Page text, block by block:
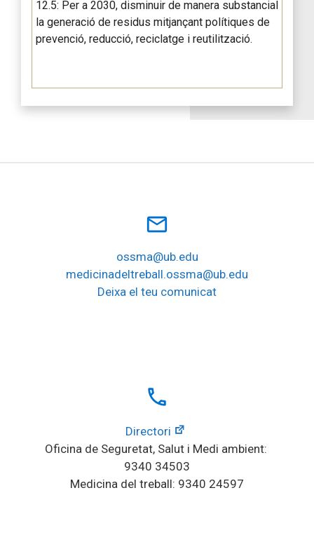
12.5: Per a 2030, disminuir de manera substancial
la generació de residus mitjançant polítiques de
prevenció, reducció, reciclatge i reutilització.
mail_outline
ossma@ub.edu
medicinadeltreball.ossma@ub.edu
Deixa el teu comunicat
local_phone
Directori
Oficina de Seguretat, Salut i Medi ambient:
9340 34503
Medicina del treball: 9340 24597